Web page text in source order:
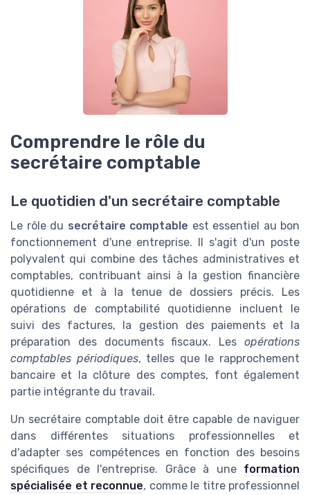
Comprendre le rôle du
secrétaire comptable
Le quotidien d'un secrétaire comptable
Le rôle du secrétaire comptable est essentiel au bon
fonctionnement d'une entreprise. Il s'agit d'un poste
polyvalent qui combine des tâches administratives et
comptables, contribuant ainsi à la gestion financière
quotidienne et à la tenue de dossiers précis. Les
opérations de comptabilité quotidienne incluent le
suivi des factures, la gestion des paiements et la
préparation des documents fiscaux. Les opérations
comptables périodiques, telles que le rapprochement
bancaire et la clôture des comptes, font également
partie intégrante du travail.
Un secrétaire comptable doit être capable de naviguer
dans différentes situations professionnelles et
d'adapter ses compétences en fonction des besoins
spécifiques de l'entreprise. Grâce à une formation
spécialisée et reconnue, comme le titre professionnel